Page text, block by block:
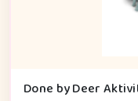
Done by Deer